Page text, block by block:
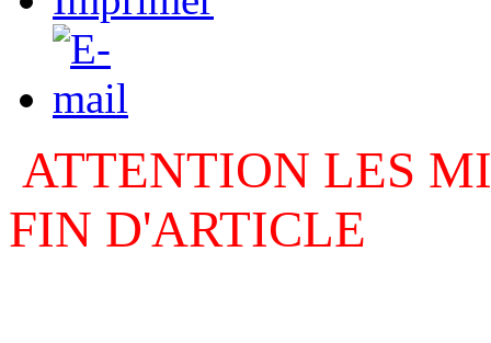
ATTENTION LES
FIN D'ARTICLE